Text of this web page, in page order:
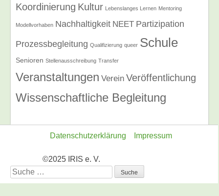
Koordinierung Kultur Lebenslanges Lernen Mentoring
Modellvorhaben Nachhaltigkeit NEET Partizipation
Prozessbegleitung Qualifizierung queer Schule
Senioren Stellenausschreibung Transfer
Veranstaltungen Verein Veröffentlichung
Wissenschaftliche Begleitung
Datenschutzerklärung Impressum
©2025 IRIS e. V.
Suche
nach: